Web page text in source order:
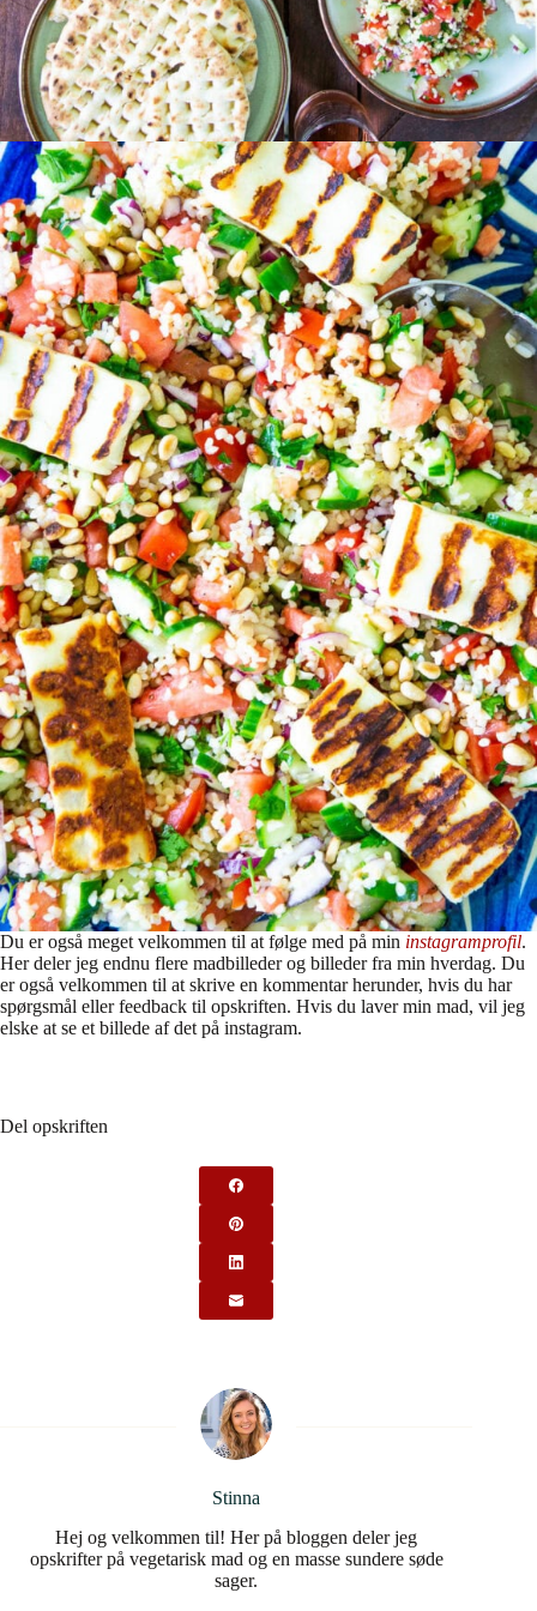
Du er også meget velkommen til at følge med på min instagramprofil.
Her deler jeg endnu flere madbilleder og billeder fra min hverdag. Du
er også velkommen til at skrive en kommentar herunder, hvis du har
spørgsmål eller feedback til opskriften. Hvis du laver min mad, vil jeg
elske at se et billede af det på instagram.
Del opskriften
Stinna
Hej og velkommen til! Her på bloggen deler jeg
opskrifter på vegetarisk mad og en masse sundere søde
sager.